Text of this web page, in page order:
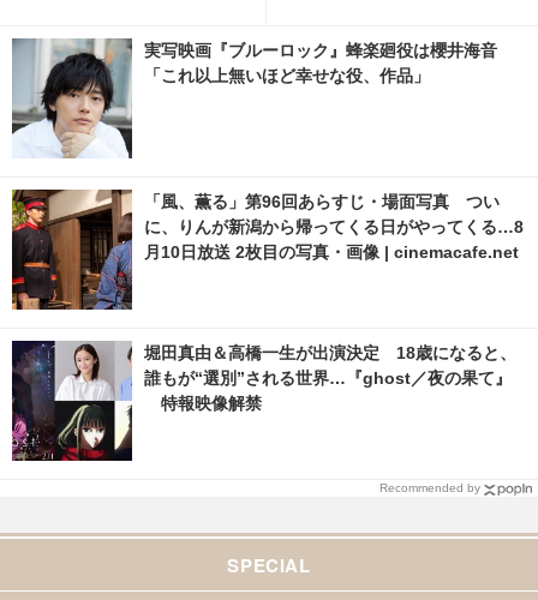
net
実写映画『ブルーロック』蜂楽廻役は櫻井海音
「これ以上無いほど幸せな役、作品」
「風、薫る」第96回あらすじ・場面写真 つい
に、りんが新潟から帰ってくる日がやってくる…8
月10日放送 2枚目の写真・画像 | cinemacafe.net
堀田真由＆高橋一生が出演決定 18歳になると、
誰もが“選別”される世界…『ghost／夜の果て』
特報映像解禁
Recommended by
SPECIAL